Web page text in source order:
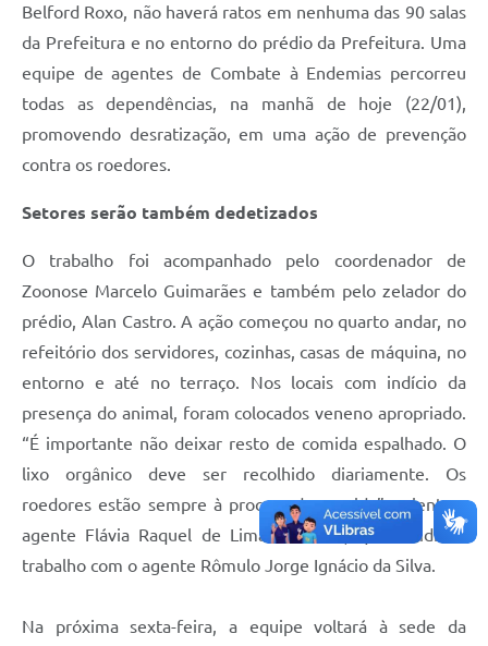
Belford Roxo, não haverá ratos em nenhuma das 90 salas
da Prefeitura e no entorno do prédio da Prefeitura. Uma
equipe de agentes de Combate à Endemias percorreu
todas as dependências, na manhã de hoje (22/01),
promovendo desratização, em uma ação de prevenção
contra os roedores.
Setores serão também dedetizados
O trabalho foi acompanhado pelo coordenador de
Zoonose Marcelo Guimarães e também pelo zelador do
prédio, Alan Castro. A ação começou no quarto andar, no
refeitório dos servidores, cozinhas, casas de máquina, no
entorno e até no terraço. Nos locais com indício da
presença do animal, foram colocados veneno apropriado.
“É importante não deixar resto de comida espalhado. O
lixo orgânico deve ser recolhido diariamente. Os
roedores estão sempre à procura de comida”, orienta a
agente Flávia Raquel de Lima dos Reis, que dividiu o
trabalho com o agente Rômulo Jorge Ignácio da Silva.
Na próxima sexta-feira, a equipe voltará à sede da